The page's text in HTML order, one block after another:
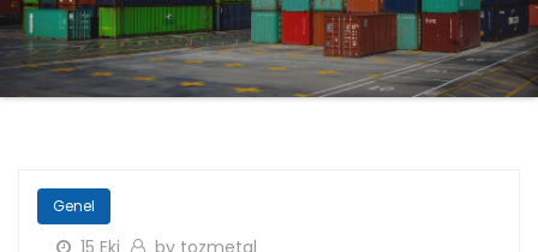
Genel
15 Eki by tozmetal